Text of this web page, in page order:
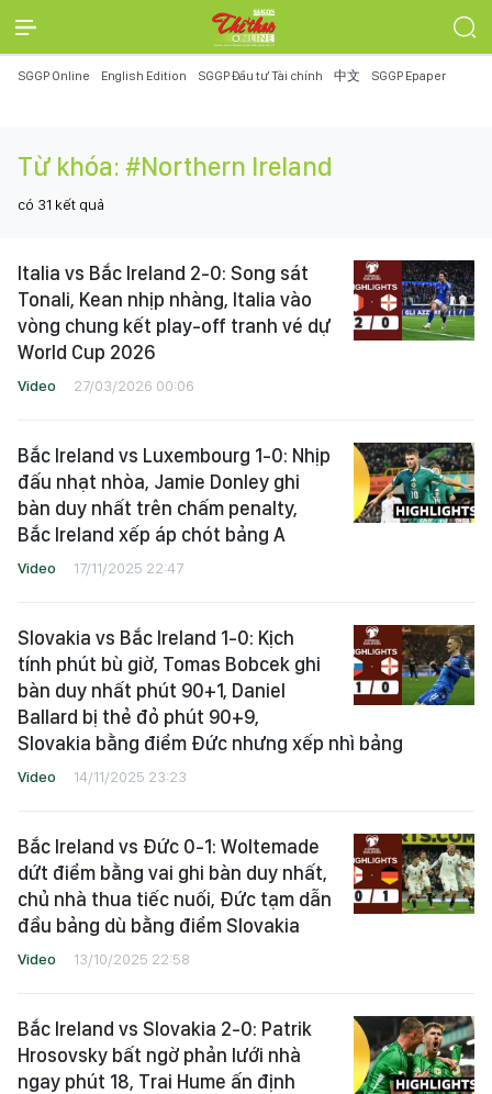
SGGP Online English Edition SGGP Đầu tư Tài chính 中文 SGGP Epaper
Từ khóa: #Northern Ireland
có 31 kết quả
Italia vs Bắc Ireland 2-0: Song sát
Tonali, Kean nhịp nhàng, Italia vào
vòng chung kết play-off tranh vé dự
World Cup 2026
Video 27/03/2026 00:06
Bắc Ireland vs Luxembourg 1-0: Nhịp
đấu nhạt nhòa, Jamie Donley ghi
bàn duy nhất trên chấm penalty,
Bắc Ireland xếp áp chót bảng A
Video 17/11/2025 22:47
Slovakia vs Bắc Ireland 1-0: Kịch
tính phút bù giờ, Tomas Bobcek ghi
bàn duy nhất phút 90+1, Daniel
Ballard bị thẻ đỏ phút 90+9,
Slovakia bằng điểm Đức nhưng xếp nhì bảng
Video 14/11/2025 23:23
Bắc Ireland vs Đức 0-1: Woltemade
dứt điểm bằng vai ghi bàn duy nhất,
chủ nhà thua tiếc nuối, Đức tạm dẫn
đầu bảng dù bằng điểm Slovakia
Video 13/10/2025 22:58
Bắc Ireland vs Slovakia 2-0: Patrik
Hrosovsky bất ngờ phản lưới nhà
ngay phút 18, Trai Hume ấn định